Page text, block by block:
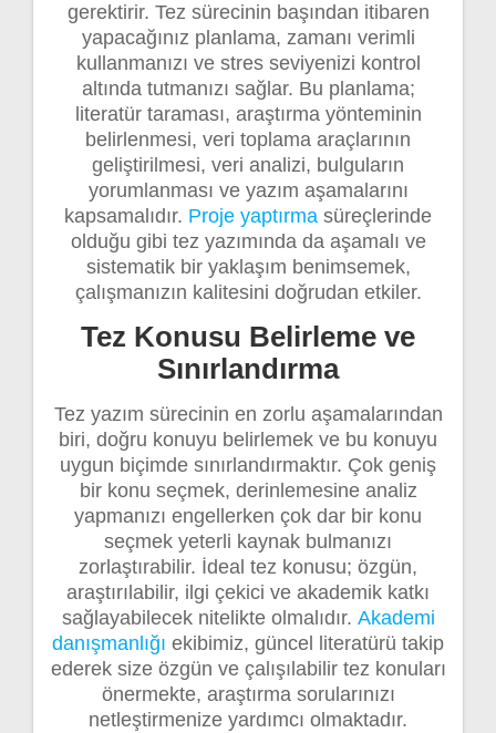
gerektirir. Tez sürecinin başından itibaren
yapacağınız planlama, zamanı verimli
kullanmanızı ve stres seviyenizi kontrol
altında tutmanızı sağlar. Bu planlama;
literatür taraması, araştırma yönteminin
belirlenmesi, veri toplama araçlarının
geliştirilmesi, veri analizi, bulguların
yorumlanması ve yazım aşamalarını
kapsamalıdır. Proje yaptırma süreçlerinde
olduğu gibi tez yazımında da aşamalı ve
sistematik bir yaklaşım benimsemek,
çalışmanızın kalitesini doğrudan etkiler.
Tez Konusu Belirleme ve
Sınırlandırma
Tez yazım sürecinin en zorlu aşamalarından
biri, doğru konuyu belirlemek ve bu konuyu
uygun biçimde sınırlandırmaktır. Çok geniş
bir konu seçmek, derinlemesine analiz
yapmanızı engellerken çok dar bir konu
seçmek yeterli kaynak bulmanızı
zorlaştırabilir. İdeal tez konusu; özgün,
araştırılabilir, ilgi çekici ve akademik katkı
sağlayabilecek nitelikte olmalıdır. Akademi
danışmanlığı ekibimiz, güncel literatürü takip
ederek size özgün ve çalışılabilir tez konuları
önermekte, araştırma sorularınızı
netleştirmenize yardımcı olmaktadır.